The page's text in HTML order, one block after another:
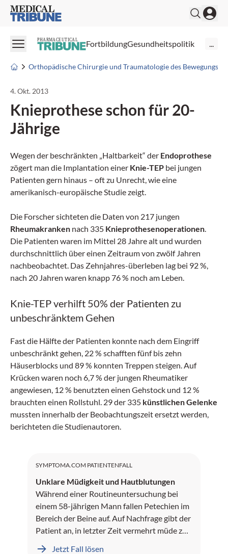
Medical Tribune
PHARMACEUTICAL FortbildungGesundheitspolitik ...
Orthopädische Chirurgie und Traumatologie des
4. Okt. 2013
Knieprothese schon für 20-
Jährige
Wegen der beschränkten „Haltbarkeit“ der Endoprothese
zögert man die Implantation einer Knie-TEP bei jungen
Patienten gern hinaus – oft zu Unrecht, wie eine
amerikanisch-europäische Studie zeigt.
Die Forscher sichteten die Daten von 217 jungen
Rheumakranken nach 335 Knieprothesenoperationen
Die Patienten waren im Mittel 28 Jahre alt und wurden
durchschnittlich über einen Zeitraum von zwölf Jahren
nachbeobachtet. Das Zehnjahres-überleben lag bei 92 %,
nach 20 Jahren waren knapp 76 % noch am Leben.
Knie-TEP verhilft 50% der Patienten zu
unbeschränktem Gehen
Fast die Hälfte der Patienten konnte nach dem Eingriff
unbeschränkt gehen, 22 % schafften fünf bis zehn
Häuserblocks und 89 % konnten Treppen steigen. Auf
Krücken waren noch 6,7 % der jungen Rheumatiker
angewiesen, 12 % benutzten einen Gehstock und 12 %
brauchten einen Rollstuhl. 29 der 335 künstlichen Gelenke
mussten innerhalb der Beobachtungszeit ersetzt werden,
berichteten die Studienautoren.
SYMPTOMA.COM PATIENTENFALL
Unklare Müdigkeit und Hautblutungen
Während einer Routineuntersuchung bei
einem 58-jährigen Mann fallen Petechien im
Bereich der Beine auf. Auf Nachfrage gibt der
Patient an, in letzter Zeit vermehrt müde zu
Jetzt Fall lösen